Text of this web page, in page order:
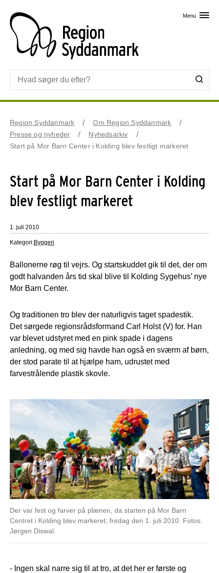
Menu
Region Syddanmark
Om Region Syddanmark
Presse og nyheder
Nyhedsarkiv
Start på Mor Barn Center i Kolding blev festligt markeret
Start på Mor Barn Center i Kolding
blev festligt markeret
1. juli 2010
Kategori:Byggeri
Ballonerne røg til vejrs. Og startskuddet gik til det, der om
godt halvanden års tid skal blive til Kolding Sygehus’ nye
Mor Barn Center.
Og traditionen tro blev der naturligvis taget spadestik.
Det sørgede regionsrådsformand Carl Holst (V) for. Han
var blevet udstyret med en pink spade i dagens
anledning, og med sig havde han også en sværm af børn,
der stod parate til at hjælpe ham, udrustet med
farvestrålende plastik skovle.
Der var fest og farver på plænen, da starten på Mor Barn
Centret i Kolding blev markeret, fredag den 1. juli 2010. Fotos:
Jørgen Diswal.
- Ingen skal narre sig til at tro, at det her er første og